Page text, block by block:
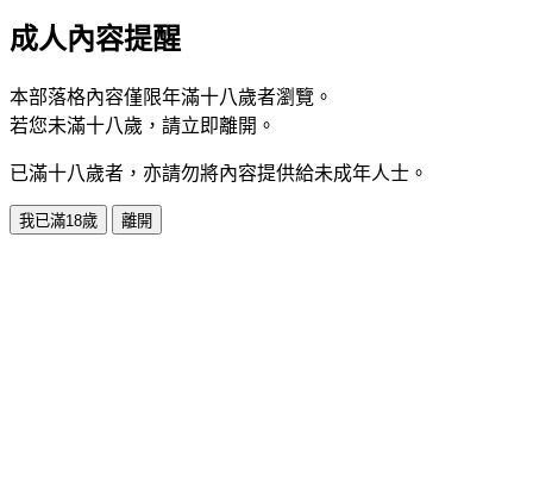
成人內容提醒
本部落格內容僅限年滿十八歲者瀏覽。
若您未滿十八歲，請立即離開。
已滿十八歲者，亦請勿將內容提供給未成年人士。
我已滿18歲 離開